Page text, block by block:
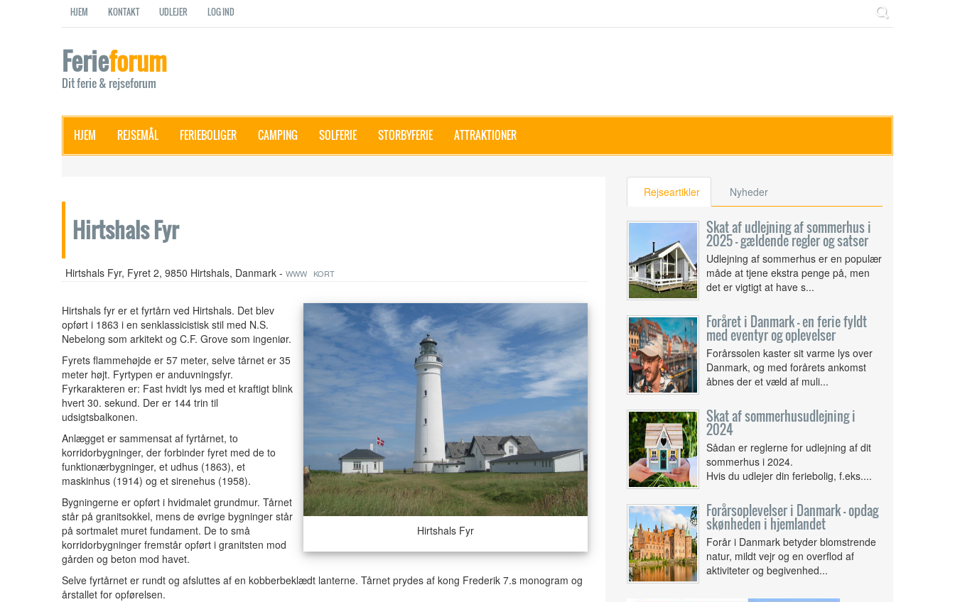
HJEM KONTAKT UDLEJER LOG IND
Ferieforum
Dit ferie & rejseforum
HJEM REJSEMÅL FERIEBOLIGER CAMPING SOLFERIE STORBYFERIE ATTRAKTIONER
Hirtshals Fyr
Hirtshals Fyr, Fyret 2, 9850 Hirtshals, Danmark - WWW KORT
Hirtshals Fyr
Hirtshals fyr er et fyrtårn ved Hirtshals. Det blev
opført i 1863 i en senklassicistisk stil med N.S.
Nebelong som arkitekt og C.F. Grove som ingeniør.
Fyrets flammehøjde er 57 meter, selve tårnet er 35
meter højt. Fyrtypen er anduvningsfyr.
Fyrkarakteren er: Fast hvidt lys med et kraftigt blink
hvert 30. sekund. Der er 144 trin til
udsigtsbalkonen.
Anlægget er sammensat af fyrtårnet, to
korridorbygninger, der forbinder fyret med de to
funktionærbygninger, et udhus (1863), et
maskinhus (1914) og et sirenehus (1958).
Bygningerne er opført i hvidmalet grundmur. Tårnet
står på granitsokkel, mens de øvrige bygninger står
på sortmalet muret fundament. De to små
korridorbygninger fremstår opført i granitsten mod
gården og beton mod havet.
Selve fyrtårnet er rundt og afsluttes af en kobberbeklædt lanterne. Tårnet prydes af kong Frederik 7.s monogram og
årstallet for opførelsen.
Rejseartikler Nyheder
Skat af udlejning af sommerhus i
2025 – gældende regler og satser
Udlejning af sommerhus er en populær
måde at tjene ekstra penge på, men
det er vigtigt at have s...
Foråret i Danmark - en ferie fyldt
med eventyr og oplevelser
Forårssolen kaster sit varme lys over
Danmark, og med forårets ankomst
åbnes der et væld af muli...
Skat af sommerhusudlejning i
2024
Sådan er reglerne for udlejning af dit
sommerhus i 2024.
Hvis du udlejer din feriebolig, f.eks....
Forårsoplevelser i Danmark - opdag
skønheden i hjemlandet
Forår i Danmark betyder blomstrende
natur, mildt vejr og en overflod af
aktiviteter og begivenhed...